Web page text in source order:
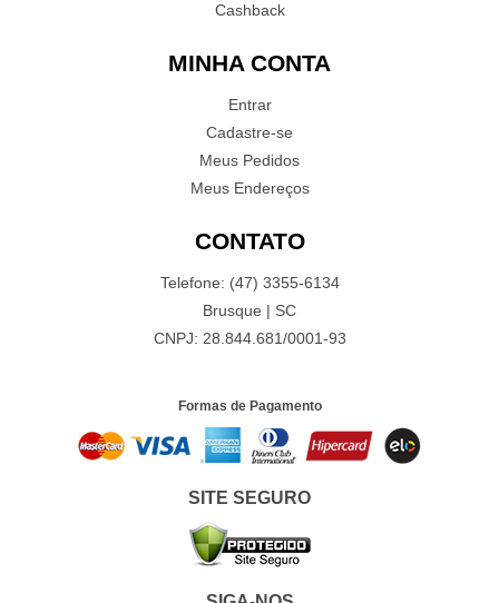
Cashback
MINHA CONTA
Entrar
Cadastre-se
Meus Pedidos
Meus Endereços
CONTATO
Telefone: (47) 3355-6134
Brusque | SC
CNPJ: 28.844.681/0001-93
Formas de Pagamento
SITE SEGURO